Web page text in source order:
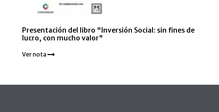
Presentación del libro "Inversión Social: sin fines de
lucro, con mucho valor"
Ver nota